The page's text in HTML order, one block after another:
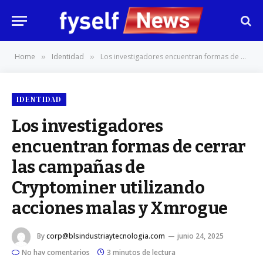
Home » Identidad » Los investigadores encuentran formas de cerrar las campañas de Cryptominer utilizando acciones malas y Xmrogue
IDENTIDAD
Los investigadores
encuentran formas de cerrar
las campañas de
Cryptominer utilizando
acciones malas y Xmrogue
Bycorp@blsindustriaytecnologia.com
junio 24, 2025
No hay comentarios
3 minutos de lectura